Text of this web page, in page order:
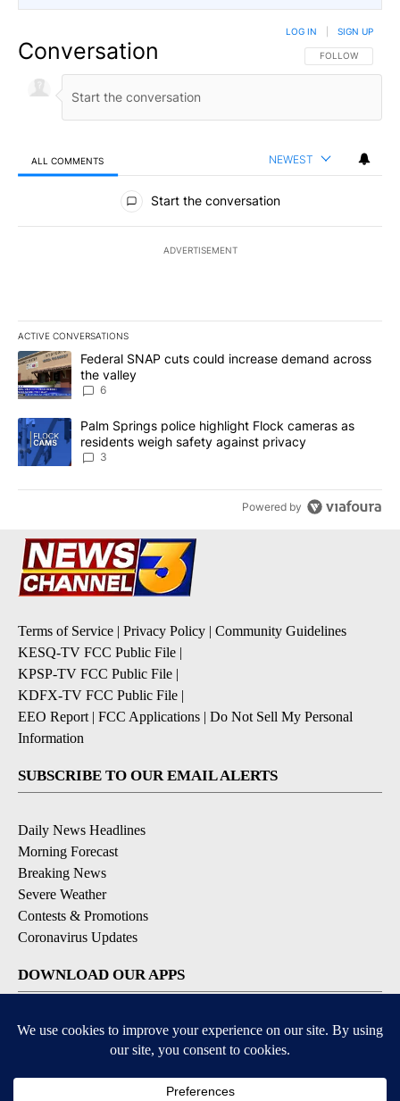
Conversation FOLLOW THIS
FOLLOW
LOG IN SIGN UP
ALL COMMENTS NEWEST
All Comments
Start the conversation
ADVERTISEMENT
ACTIVE CONVERSATIONS
The following is a list of the most commented articles in the last
A trending article titled "Federal SNAP cuts could increase
Federal SNAP cuts could increase demand across
the valley
6
A trending article titled "Palm Springs police highlight Flock
Palm Springs police highlight Flock cameras as
residents weigh safety against privacy
3
Powered by
Terms of Service | Privacy Policy | Community Guidelines
KESQ-TV FCC Public File |
KPSP-TV FCC Public File |
KDFX-TV FCC Public File |
EEO Report | FCC Applications | Do Not Sell My Personal
Information
SUBSCRIBE TO OUR EMAIL ALERTS
Daily News Headlines
Morning Forecast
Breaking News
Severe Weather
Contests & Promotions
Coronavirus Updates
DOWNLOAD OUR APPS
Available for iOS and Android